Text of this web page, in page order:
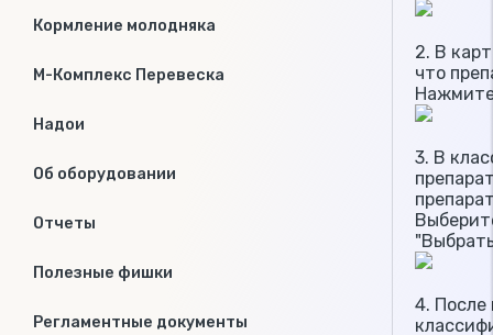
Кормление молодняка
М-Комплекс Перевеска
Надои
Об оборудовании
Отчеты
Полезные фишки
Регламентные документы
2. В
что
3. В
4. После